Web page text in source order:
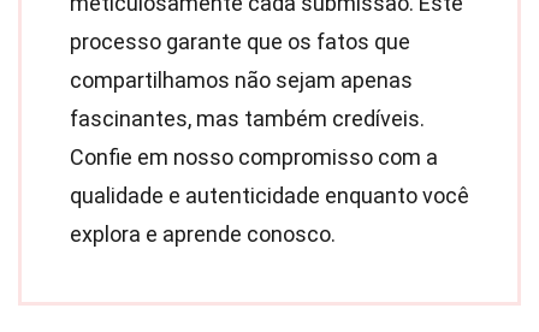
processo garante que os fatos que
compartilhamos não sejam apenas
fascinantes, mas também credíveis.
Confie em nosso compromisso com a
qualidade e autenticidade enquanto você
explora e aprende conosco.